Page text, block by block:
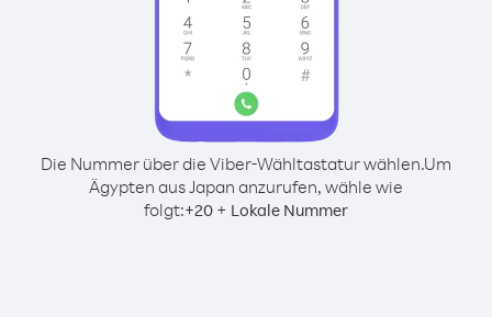
Die Nummer über die Viber-Wähltastatur wählen.Um
Ägypten aus Japan anzurufen, wähle wie
folgt:+20 + Lokale Nummer